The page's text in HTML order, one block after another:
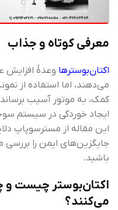
معرفی کوتاه و جذاب
اکتان‌بوسترها وعدۀ افزایش
می‌دهند، اما استفاده از
کمک، به موتور آسیب
ایجاد خوردگی در سیستم
این مقاله از مسترسوپاپ
جایگزین‌های ایمن را بررسی
باشید.
اکتان‌بوستر چیست و
می‌کنند؟